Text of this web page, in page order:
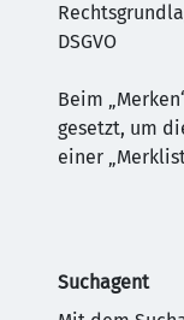
DSGVO
Beim
gesetzt, um
einer
Suchagent